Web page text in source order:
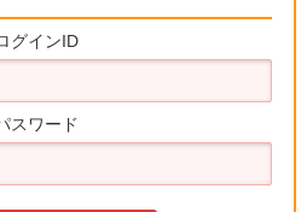
グインID
スワード